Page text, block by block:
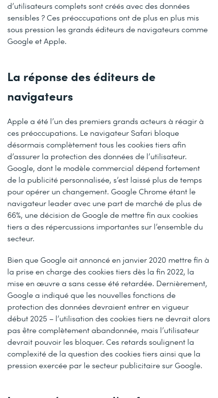
d’utilisateurs complets sont créés avec des données
sensibles ? Ces préoccupations ont de plus en plus mis
sous pression les grands éditeurs de navigateurs comme
Google et Apple.
La réponse des éditeurs de
navigateurs
Apple a été l’un des premiers grands acteurs à réagir à
ces préoccupations. Le navigateur Safari bloque
désormais complètement tous les cookies tiers afin
d’assurer la protection des données de l’utilisateur.
Google, dont le modèle commercial dépend fortement
de la publicité personnalisée, s’est laissé plus de temps
pour opérer un changement. Google Chrome étant le
navigateur leader avec une part de marché de plus de
66%, une décision de Google de mettre fin aux cookies
tiers a des répercussions importantes sur l’ensemble du
secteur.
Bien que Google ait annoncé en janvier 2020 mettre fin à
la prise en charge des cookies tiers dès la fin 2022, la
mise en œuvre a sans cesse été retardée. Dernièrement,
Google a indiqué que les nouvelles fonctions de
protection des données devraient entrer en vigueur
début 2025 – l’utilisation des cookies tiers ne devrait alors
pas être complètement abandonnée, mais l’utilisateur
devrait pouvoir les bloquer. Ces retards soulignent la
complexité de la question des cookies tiers ainsi que la
pression exercée par le secteur publicitaire sur Google.